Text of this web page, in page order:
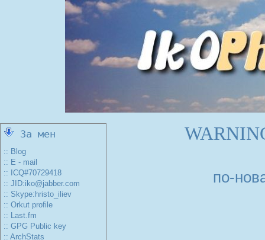
За мен
:: Blog
:: E - mail
:: ICQ#70729418
:: JID:iko@jabber.com
:: Skype:hristo_iliev
:: Orkut profile
:: Last.fm
:: GPG Public key
:: ArchStats
по-